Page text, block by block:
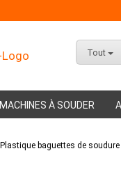
Tout
MACHINES À SOUDER
Plastique baguettes de